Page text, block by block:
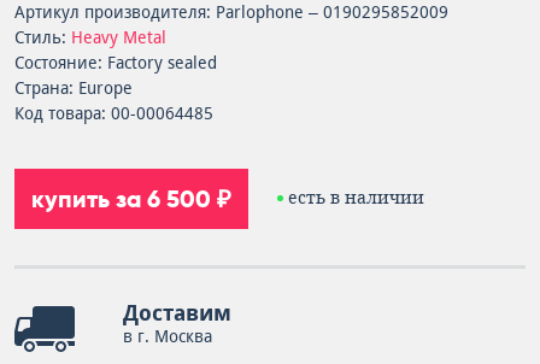
Артикул производителя: Parlophone – 0190295852009
Стиль: Heavy Metal
Состояние: Factory sealed
Страна: Europe
Код товара: 00-00064485
купить за 6 500 ₽ есть в наличии
Доставим
в г. Москва